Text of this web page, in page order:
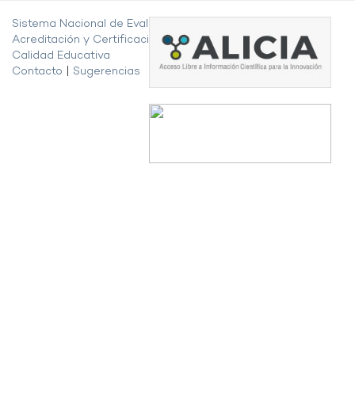
Sistema Nacional de Evaluación,
Acreditación y Certificación de la
Calidad Educativa
Contacto
Sugerencias